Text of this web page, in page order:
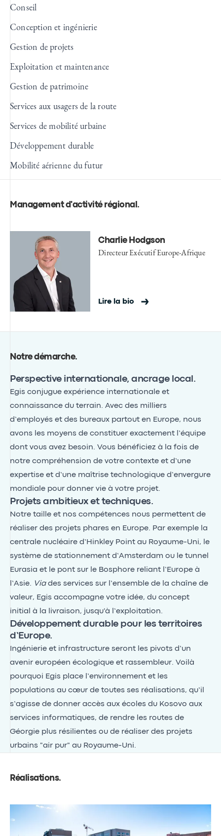
Conseil
Conception et ingénierie
Gestion de projets
Exploitation et maintenance
Gestion de patrimoine
Services aux usagers de la route
Services de mobilité urbaine
Développement durable
Mobilité aérienne du futur
Management d'activité régional .
Charlie Hodgson
Directeur Exécutif Europe-Afrique
Lire la bio
Notre démarche.
Perspective internationale, ancrage local.
Egis conjugue expérience internationale et
connaissance du terrain. Avec des milliers
d’employés et des bureaux partout en Europe, nous
avons les moyens de constituer exactement l’équipe
dont vous avez besoin. Vous bénéficiez à la fois de
notre compréhension de votre contexte et d’une
expertise et d’une maîtrise technologique d’envergure
mondiale pour donner vie à votre projet.
Projets ambitieux et techniques.
Notre taille et nos compétences nous permettent de
réaliser des projets phares en Europe. Par exemple la
centrale nucléaire d’Hinkley Point au Royaume-Uni, le
système de stationnement d’Amsterdam ou le tunnel
Eurasia et le pont sur le Bosphore reliant l’Europe à
l’Asie. Viades services sur l’ensemble de la chaîne de
valeur, Egis accompagne votre idée, du concept
initial à la livraison, jusqu'à l’exploitation.
Développement durable pour les territoires
d’Europe.
Ingénierie et infrastructure seront les pivots d’un
avenir européen écologique et rassembleur. Voilà
pourquoi Egis place l’environnement et les
populations au cœur de toutes ses réalisations, qu’il
s’agisse de donner accès aux écoles du Kosovo aux
services informatiques, de rendre les routes de
Géorgie plus résilientes ou de réaliser des projets
urbains "air pur" au Royaume-Uni.
Réalisations.